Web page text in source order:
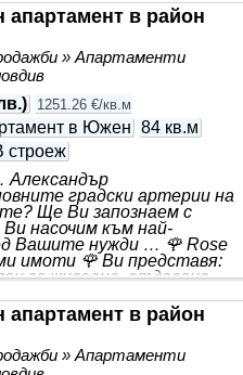
107 кв.м 💰 Цена:
зелени площи и
приятна среда за
е осигурено
апартамент в район
» Апартаменти
)
1251.26 €/кв.м
в Южен 84 кв.м
строеж
Александър
градски артерии на
Ще Ви запознаем с
насочим към най-
Вашите нужди … 🌹 Rose
имоти 🌹 Ви представя:
за живеене, отдаване
Разположен на бул. „ *** .
и детска площадка,
за почивка и семейно
на 100% чрез
апартамент в район
» Апартаменти